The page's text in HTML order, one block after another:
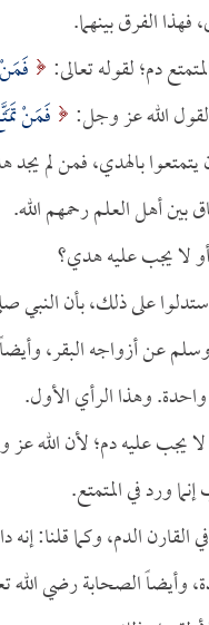
الفرق بينهما.
دم؛ لقوله تعالى:
الله عز وجل:
فَمَنْ
بالهدي، فمن لم
بين أهل العلم رحمهم الله.
لا يجب عليه هدي؟
على ذلك، بأن النبي
عن أزواجه البقر،
وهذا الرأي الأول.
لا يجب عليه دم؛ لأن الله
الدم، وكما قلنا:
وأيضاً الصحابة رضي الله